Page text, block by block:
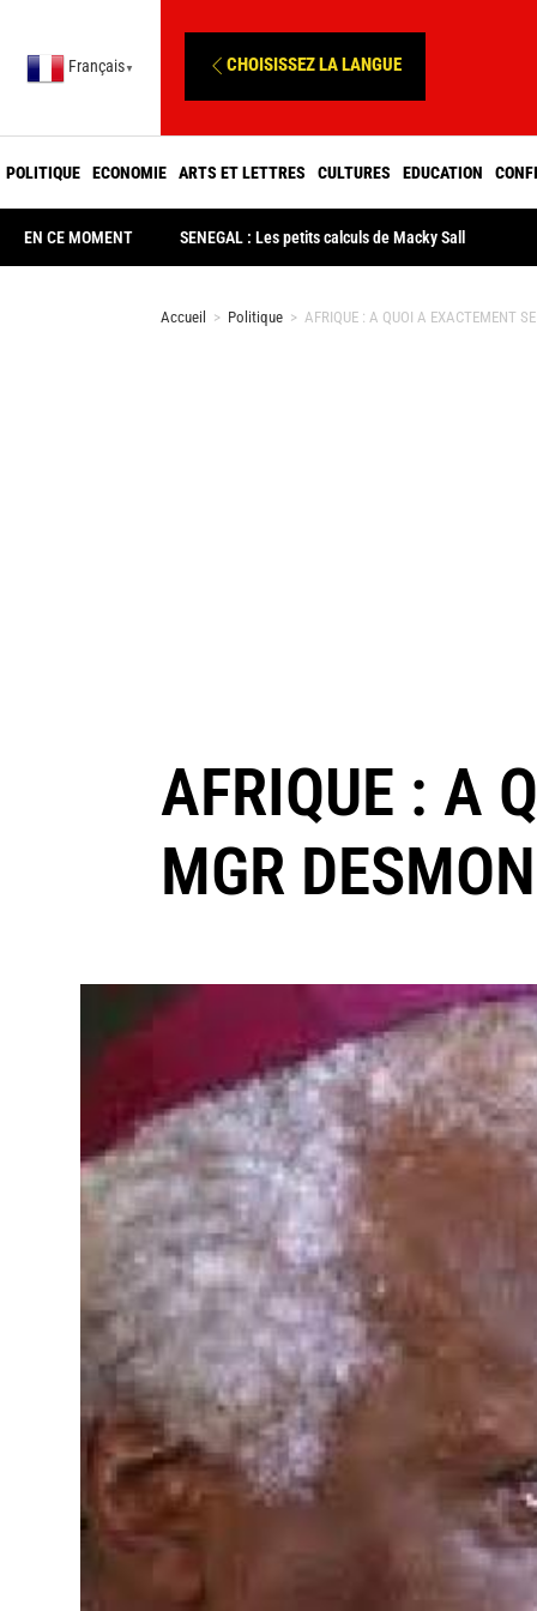
Français ▼ CHOISISSEZ LA LANGUE
POLITIQUE ECONOMIE ARTS ET LETTRES CULTURES EDUCATION
EN CE MOMENT SENEGAL : Les petits calculs de Macky Sall
Accueil > Politique > AFRIQUE : A QUOI A EXACTEMENT
AFRIQUE : A
MGR